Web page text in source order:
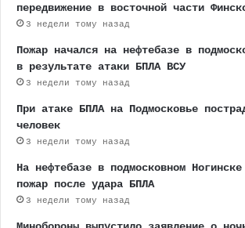
передвижение в восточной части
3 недели тому назад
Пожар начался на нефтебазе в
в результате атаки БПЛА ВСУ
3 недели тому назад
При атаке БПЛА на Подмосковье
человек
3 недели тому назад
На нефтебазе в подмосковном
пожар после удара БПЛА
3 недели тому назад